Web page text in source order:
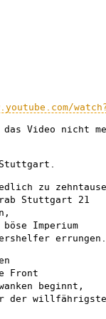
das Video nicht
zu
Stuttgart 21
Imperium
errungen.
Front
beginnt,
der